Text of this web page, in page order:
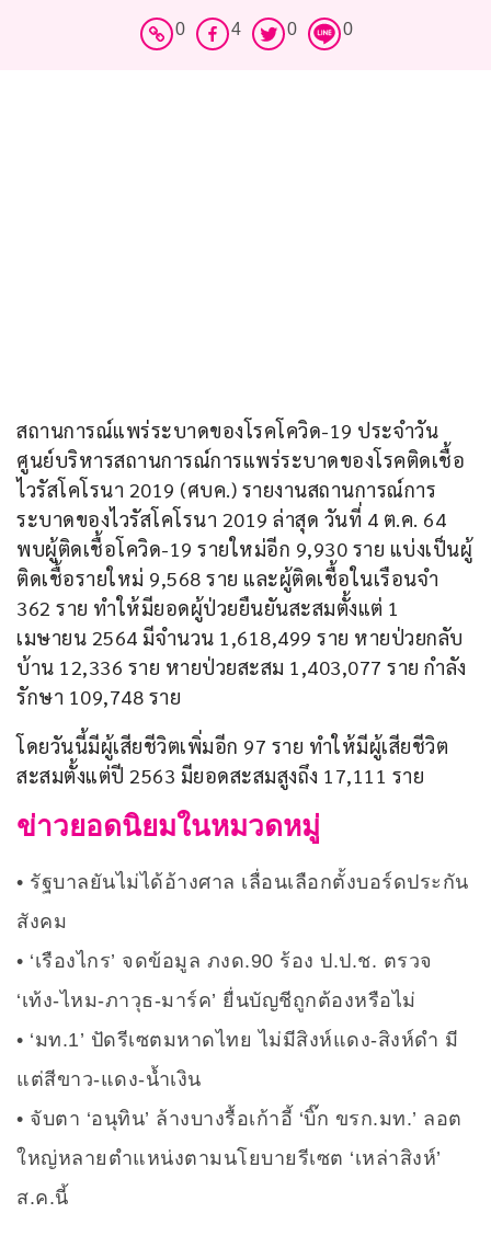
0 4 0 0
สถานการณ์แพร่ระบาดของโรคโควิด-19 ประจำวัน
ศูนย์บริหารสถานการณ์การแพร่ระบาดของโรคติดเชื้อ
ไวรัสโคโรนา 2019 (ศบค.) รายงานสถานการณ์การ
ระบาดของไวรัสโคโรนา 2019 ล่าสุด วันที่ 4 ต.ค. 64
พบผู้ติดเชื้อโควิด-19 รายใหม่อีก 9,930 ราย แบ่งเป็นผู้
ติดเชื้อรายใหม่ 9,568 ราย และผู้ติดเชื้อในเรือนจำ
362 ราย ทำให้มียอดผู้ป่วยยืนยันสะสมตั้งแต่ 1
เมษายน 2564 มีจำนวน 1,618,499 ราย หายป่วยกลับ
บ้าน 12,336 ราย หายป่วยสะสม 1,403,077 ราย กำลัง
รักษา 109,748 ราย
โดยวันนี้มีผู้เสียชีวิตเพิ่มอีก 97 ราย ทำให้มีผู้เสียชีวิต
สะสมตั้งแต่ปี 2563 มียอดสะสมสูงถึง 17,111 ราย
ข่าวยอดนิยมในหมวดหมู่
รัฐบาลยันไม่ได้อ้างศาล เลื่อนเลือกตั้งบอร์ดประกัน
สังคม
‘เรืองไกร’ จดข้อมูล ภงด.90 ร้อง ป.ป.ช. ตรวจ
‘เท้ง-ไหม-ภาวุธ-มาร์ค’ ยื่นบัญชีถูกต้องหรือไม่
‘มท.1’ ปัดรีเซตมหาดไทย ไม่มีสิงห์แดง-สิงห์ดำ มี
แต่สีขาว-แดง-น้ำเงิน
จับตา ‘อนุทิน’ ล้างบางรื้อเก้าอี้ ‘บิ๊ก ขรก.มท.’ ลอต
ใหญ่หลายตำแหน่งตามนโยบายรีเซต ‘เหล่าสิงห์’
ส.ค.นี้